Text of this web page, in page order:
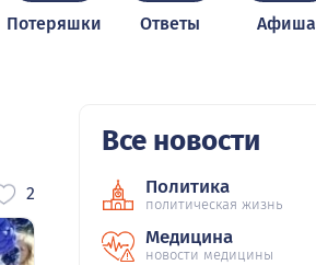
Потеряшки Ответы Афиша
2
Все новости
Политика
политическая жизнь
Медицина
новости медицины